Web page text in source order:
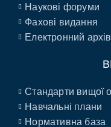
Наукові форуми
Фахові видання
Електронний архів
Стандарти вищої
Навчальні плани
Нормативна база